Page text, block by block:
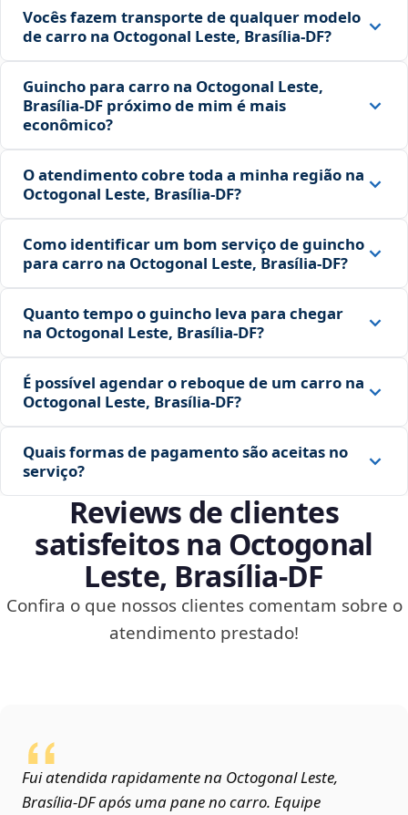
Vocês fazem transporte de qualquer modelo
de carro na Octogonal Leste, Brasília‑DF?
Guincho para carro na Octogonal Leste,
Brasília‑DF próximo de mim é mais
econômico?
O atendimento cobre toda a minha região na
Octogonal Leste, Brasília‑DF?
Como identificar um bom serviço de guincho
para carro na Octogonal Leste, Brasília‑DF?
Quanto tempo o guincho leva para chegar
na Octogonal Leste, Brasília‑DF?
É possível agendar o reboque de um carro na
Octogonal Leste, Brasília‑DF?
Quais formas de pagamento são aceitas no
serviço?
Reviews de clientes
satisfeitos na Octogonal
Leste, Brasília‑DF
Confira o que nossos clientes comentam sobre o
atendimento prestado!
Fui atendida rapidamente na Octogonal Leste,
Brasília‑DF após uma pane no carro. Equipe